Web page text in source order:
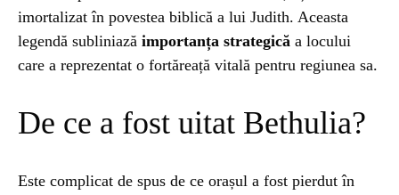
imortalizat în povestea biblică a lui Judith. Aceasta
legendă subliniază importanța strategică a locului
care a reprezentat o fortăreață vitală pentru regiunea sa.
De ce a fost uitat Bethulia?
Este complicat de spus de ce orașul a fost pierdut în